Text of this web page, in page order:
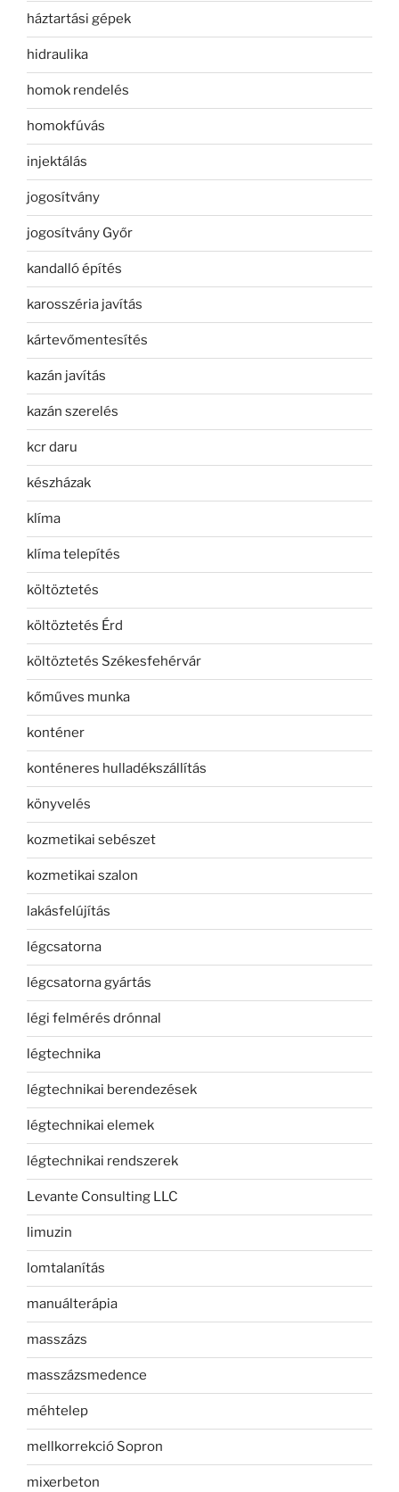
háztartási gépek
hidraulika
homok rendelés
homokfúvás
injektálás
jogosítvány
jogosítvány Győr
kandalló építés
karosszéria javítás
kártevőmentesítés
kazán javítás
kazán szerelés
kcr daru
készházak
klíma
klíma telepítés
költöztetés
költöztetés Érd
költöztetés Székesfehérvár
kőműves munka
konténer
konténeres hulladékszállítás
könyvelés
kozmetikai sebészet
kozmetikai szalon
lakásfelújítás
légcsatorna
légcsatorna gyártás
légi felmérés drónnal
légtechnika
légtechnikai berendezések
légtechnikai elemek
légtechnikai rendszerek
Levante Consulting LLC
limuzin
lomtalanítás
manuálterápia
masszázs
masszázsmedence
méhtelep
mellkorrekció Sopron
mixerbeton